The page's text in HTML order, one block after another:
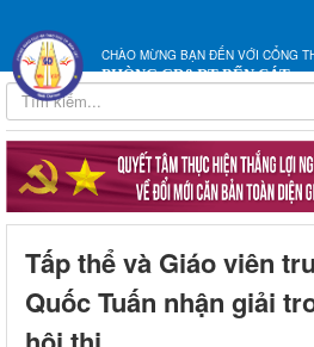
CHÀO MỪNG BẠN ĐẾN VỚI CỔNG
PHÒNG GD&ĐT BẾN CÁT
Tấp thể và Giáo viên
Quốc Tuấn nhận giải